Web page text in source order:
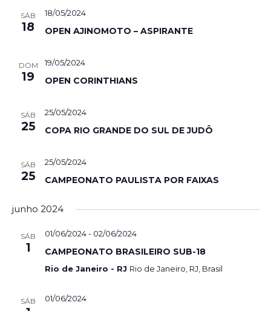
SÁB
18
18/05/2024
OPEN AJINOMOTO – ASPIRANTE
DOM
19
19/05/2024
OPEN CORINTHIANS
SÁB
25
25/05/2024
COPA RIO GRANDE DO SUL DE JUDÔ
SÁB
25
25/05/2024
CAMPEONATO PAULISTA POR FAIXAS
junho 2024
SÁB
1
01/06/2024- 02/06/2024
CAMPEONATO BRASILEIRO SUB-18
Rio de Janeiro - RJ Rio de Janeiro, RJ, Brasil
SÁB 01/06/2024